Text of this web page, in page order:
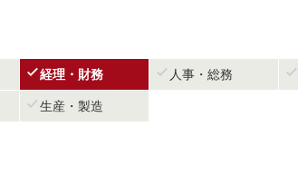
経理・財務  人事・総務 
 生産・製造